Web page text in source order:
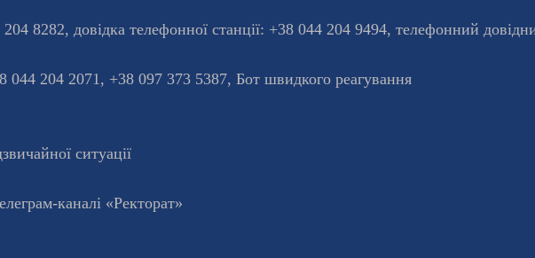
8282, довiдка телефонної станцiї: +38 044 204 9494, телефонний
044 204 2071, +38 097 373 5387, Бот швидкого реагування
ситуації
каналі «Ректорат»